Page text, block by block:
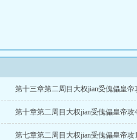
第十三章第二周目大权jian受傀儡皇帝
第十章第二周目大权jian受傀儡皇帝攻
第七章第二周目大权jian受傀儡皇帝攻1